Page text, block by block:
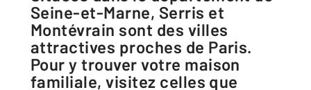
Seine-et-Marne, Serris et
Montévrain sont des villes
attractives proches de Paris.
Pour y trouver votre maison
familiale, visitez celles que